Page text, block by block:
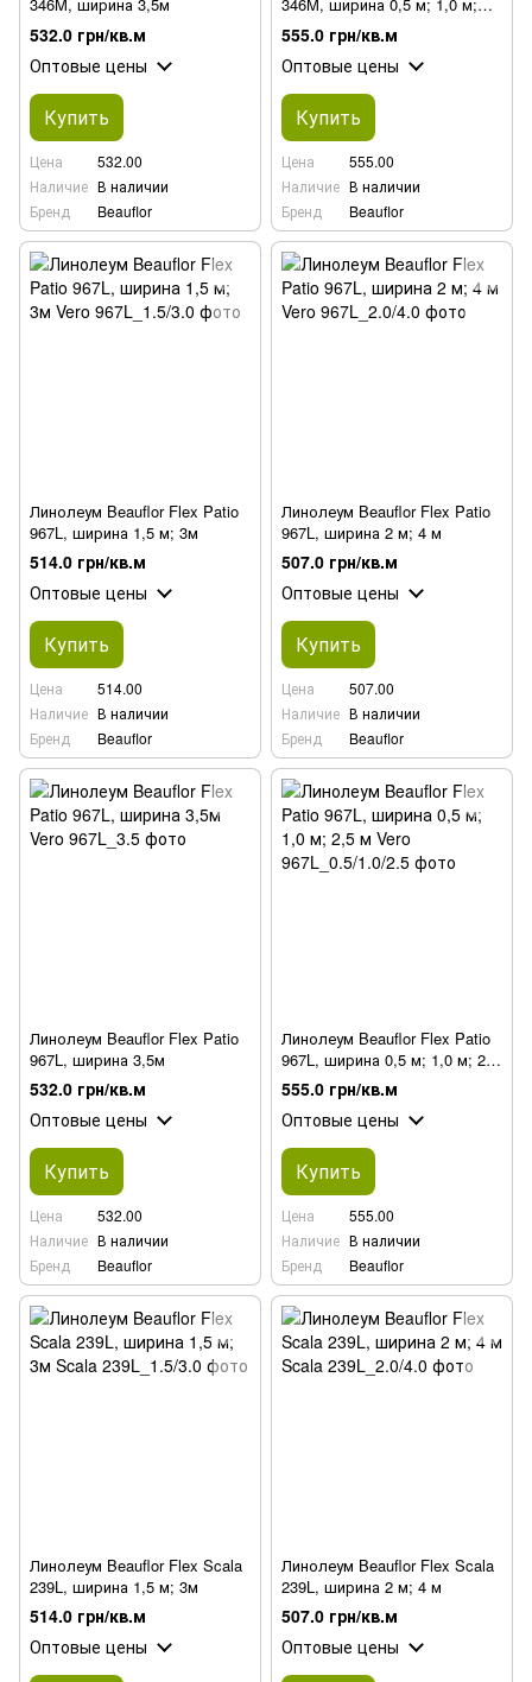
346M, ширина 3,5м
532.0 грн/кв.м
Оптовые цены
Купить
Цена
532.00
Наличие В наличии
Бренд
Beauflor
346M, ширина 0,5 м; 1,0 м;
2,5 м
555.0 грн/кв.м
Оптовые цены
Купить
Цена
555.00
Наличие В наличии
Бренд
Beauflor
Линолеум Beauflor Flex Patio
967L, ширина 1,5 м; 3м
514.0 грн/кв.м
Оптовые цены
Купить
Цена
514.00
Наличие В наличии
Бренд
Beauflor
Линолеум Beauflor Flex Patio
967L, ширина 2 м; 4 м
507.0 грн/кв.м
Оптовые цены
Купить
Цена
507.00
Наличие В наличии
Бренд
Beauflor
Линолеум Beauflor Flex Patio
967L, ширина 3,5м
532.0 грн/кв.м
Оптовые цены
Купить
Цена
532.00
Наличие В наличии
Бренд
Beauflor
Линолеум Beauflor Flex Patio
967L, ширина 0,5 м; 1,0 м; 2,5
м
555.0 грн/кв.м
Оптовые цены
Купить
Цена
555.00
Наличие В наличии
Бренд
Beauflor
Линолеум Beauflor Flex Scala
239L, ширина 1,5 м; 3м
514.0 грн/кв.м
Оптовые цены
Линолеум Beauflor Flex Scala
239L, ширина 2 м; 4 м
507.0 грн/кв.м
Оптовые цены